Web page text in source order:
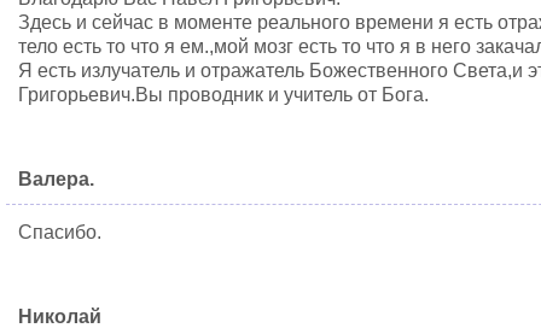
Здесь и сейчас в моменте реального времени я есть
тело есть то что я ем.,мой мозг есть то что я в него
Я есть излучатель и отражатель Божественного Света,и
Григорьевич.Вы проводник и учитель от Бога.
Валера.
Спасибо.
Николай